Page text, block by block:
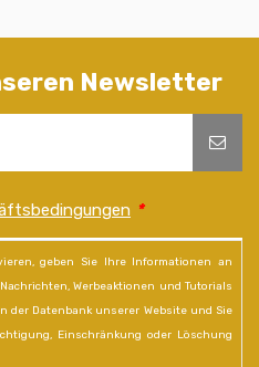
Newsletter
*
geben Sie Ihre Informationen an
Werbeaktionen und Tutorials
der Datenbank unserer Website und Sie
Einschränkung oder Löschung